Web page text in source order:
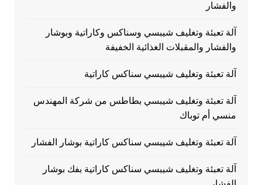
والفشار
آلة تعبئة وتغليف شيبسي وسناكس وكاراتية وبوشار
والفشار والمقبلات الغذائية الخفيفة
آلة تعبئة وتغليف شيبسي سناكس كاراتية
آلة تعبئة وتغليف شيبسي بطاطس من شركة المهندس
منسي أم توباك
آلة تعبئة وتغليف شيبسي سناكس كاراتية بوشار الفشار
آلة تعبئة وتغليف شيبسي سناكس كاراتية بفك بوشار